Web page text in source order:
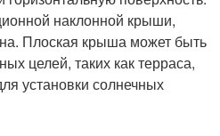
наклонной крыши,
Плоская крыша может быть
целей, таких как терраса,
установки солнечных